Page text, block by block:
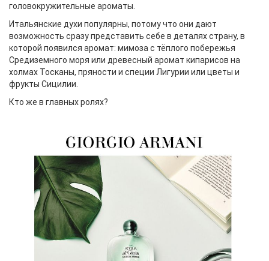
головокружительные ароматы.
Итальянские духи популярны, потому что они дают
возможность сразу представить себе в деталях страну, в
которой появился аромат: мимоза с тёплого побережья
Средиземного моря или древесный аромат кипарисов на
холмах Тосканы, пряности и специи Лигурии или цветы и
фрукты Сицилии.
Кто же в главных ролях?